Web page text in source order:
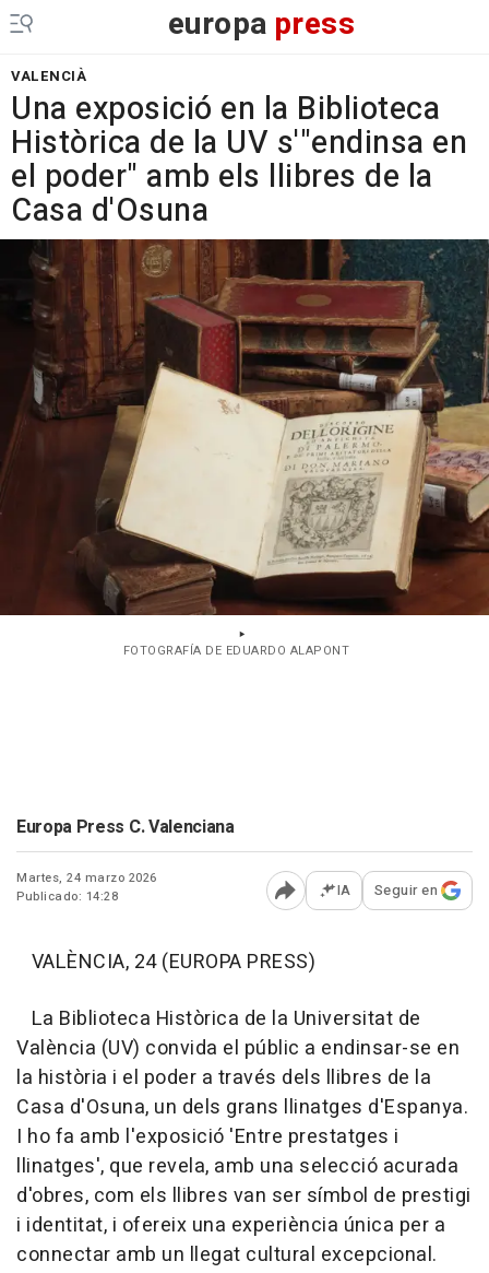
europa press
VALENCIÀ
Una exposició en la Biblioteca
Històrica de la UV s'"endinsa en
el poder" amb els llibres de la
Casa d'Osuna
FOTOGRAFÍA DE EDUARDO ALAPONT
Europa Press C. Valenciana
Martes, 24 marzo 2026
Publicado: 14:28
Abrir opciones para
IA Seguir en
VALÈNCIA, 24 (EUROPA PRESS)
La Biblioteca Històrica de la Universitat de
València (UV) convida el públic a endinsar-se en
la història i el poder a través dels llibres de la
Casa d'Osuna, un dels grans llinatges d'Espanya.
I ho fa amb l'exposició 'Entre prestatges i
llinatges', que revela, amb una selecció acurada
d'obres, com els llibres van ser símbol de prestigi
i identitat, i ofereix una experiència única per a
connectar amb un llegat cultural excepcional.